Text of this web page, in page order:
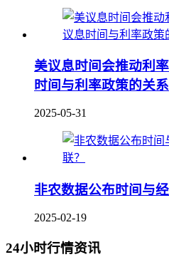
美议息时间会推动利
时间与利率政策的关系
2025-05-31
非农数据公布时间与
2025-02-19
24小时行情资讯